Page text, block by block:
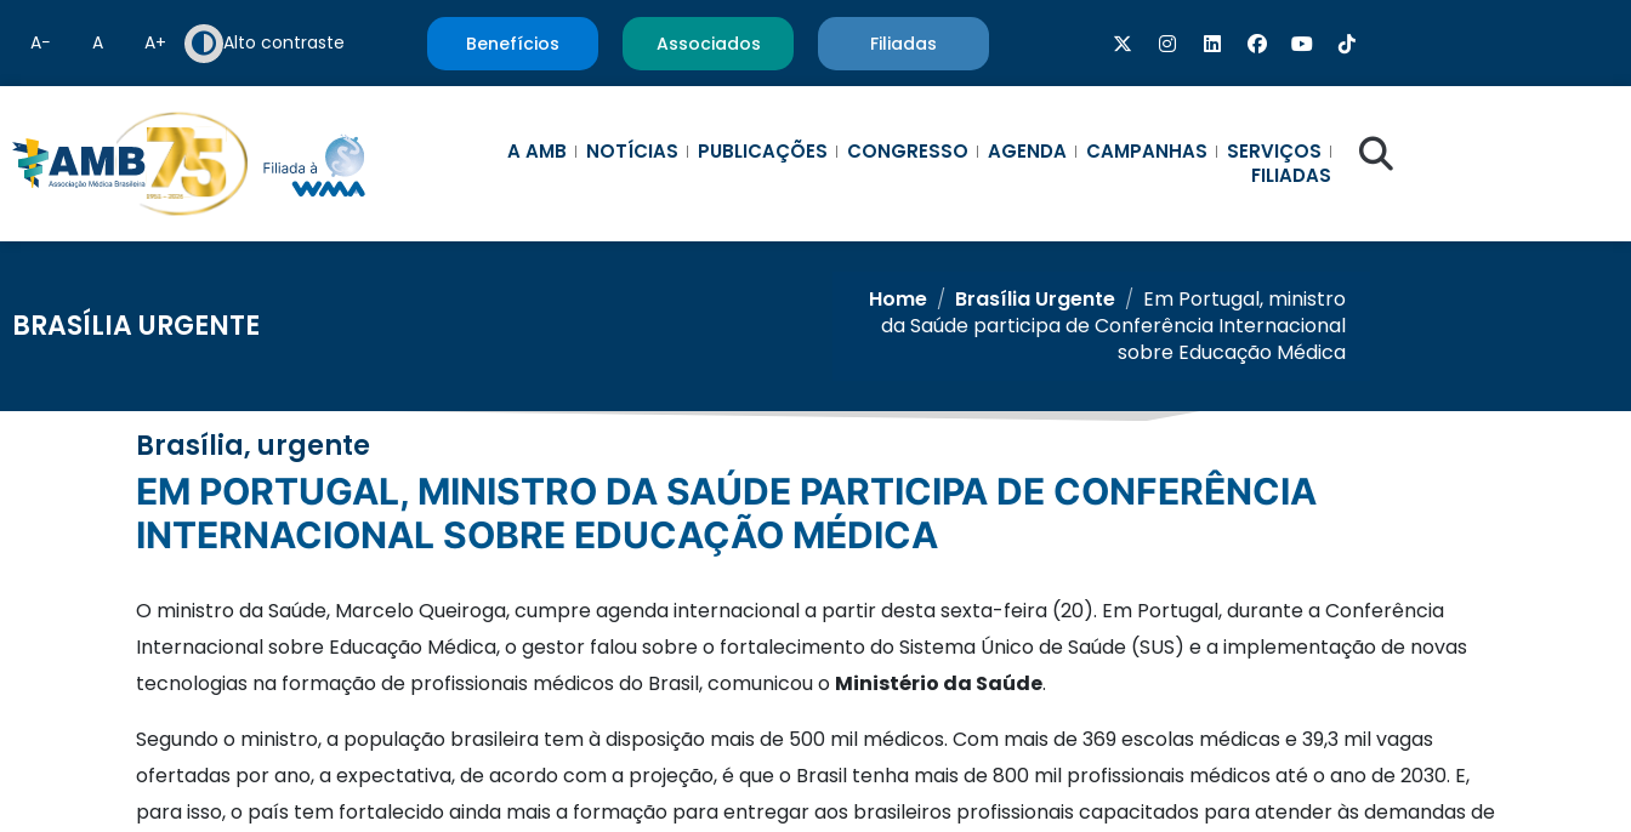
A− A A+ Alto contraste Benefícios Associados Filiadas
A AMB NOTÍCIAS PUBLICAÇÕES CONGRESSO AGENDA CAMPANHAS
SERVIÇOS
FILIADAS
BRASÍLIA URGENTE
Home / Brasília Urgente / Em Portugal, ministro
da Saúde participa de Conferência Internacional
sobre Educação Médica
Brasília, urgente
EM PORTUGAL, MINISTRO DA SAÚDE PARTICIPA DE CONFERÊNCIA
INTERNACIONAL SOBRE EDUCAÇÃO MÉDICA
O ministro da Saúde, Marcelo Queiroga, cumpre agenda internacional a partir desta sexta-feira (20). Em Portugal, durante a Conferência
Internacional sobre Educação Médica, o gestor falou sobre o fortalecimento do Sistema Único de Saúde (SUS) e a implementação de novas
tecnologias na formação de profissionais médicos do Brasil, comunicou o Ministério da Saúde.
Segundo o ministro, a população brasileira tem à disposição mais de 500 mil médicos. Com mais de 369 escolas médicas e 39,3 mil vagas
ofertadas por ano, a expectativa, de acordo com a projeção, é que o Brasil tenha mais de 800 mil profissionais médicos até o ano de 2030. E,
para isso, o país tem fortalecido ainda mais a formação para entregar aos brasileiros profissionais capacitados para atender às demandas de